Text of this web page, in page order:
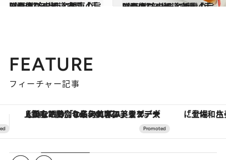
2025.7.16
【画像】47都道府県「手みやげグルメ」“関東の旨いもの”を総まとめ
贈りもの 2025.7.25
【画像】47都道府県「手みやげグルメ」“近畿の旨いもの”を総まとめ
贈りもの
FEATURE
フィーチャー記事
「土佐和ハーブかき氷」がOMO7高知に登場！生姜、山椒、大葉など目にも舌にも涼を呼ぶ郷土の味